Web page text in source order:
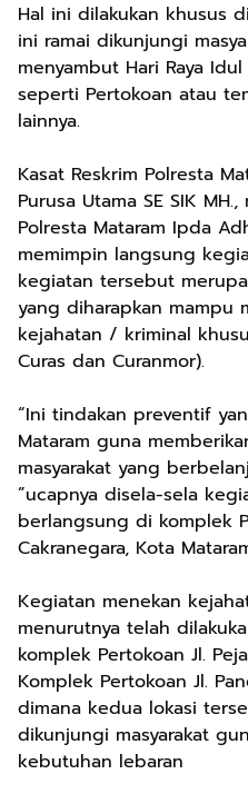
Hal ini dilakukan khusus
ini ramai dikunjungi
menyambut Hari Raya
seperti Pertokoan atau
lainnya.
Kasat Reskrim Polresta
Purusa Utama SE SIK
Polresta Mataram Ipda
memimpin langsung
kegiatan tersebut
yang diharapkan mampu
kejahatan / kriminal
Curas dan Curanmor).
“Ini tindakan preventif
Mataram guna
masyarakat yang
”ucapnya disela-sela
berlangsung di komplek
Cakranegara, Kota
Kegiatan menekan
menurutnya telah
komplek Pertokoan Jl.
Komplek Pertokoan Jl.
dimana kedua lokasi
dikunjungi masyarakat
kebutuhan lebaran